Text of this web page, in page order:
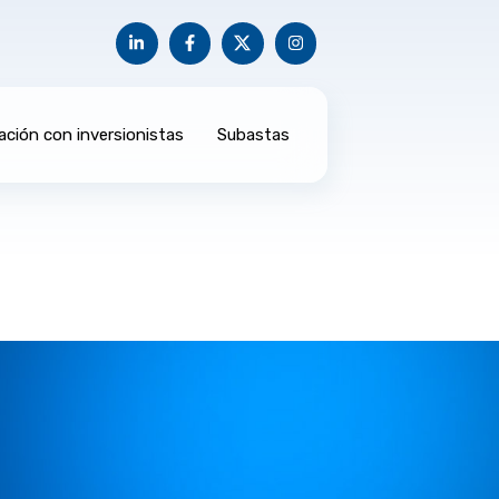
con inversionistas Subastas